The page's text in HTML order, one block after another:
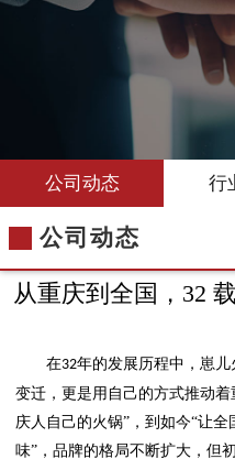
公司动态 行
公司动态
从重庆到全国，32
在32年的发展历程中，崽
变迁，更是用自己的方式推动
庆人自己的火锅”，到如今“让
味”，品牌的格局不断扩大，但